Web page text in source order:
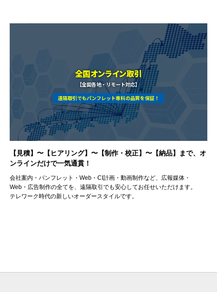
全国オンライン取引
【全国各地・リモート対応】
遠隔取引でもパンフレット専科の品質を保証！
【見積】〜【ヒアリング】〜【制作・校正】〜【納品】まで、オ
ンラインだけで一気通貫！
会社案内・パンフレット・Web・CI計画・動画制作など、広報媒体・
Web・広告制作の全てを、遠隔取引でも安心してお任せいただけます。
テレワーク時代の新しいオーダースタイルです。